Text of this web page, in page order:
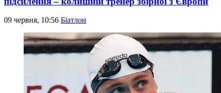
09 червня, 10:56 Біатлон